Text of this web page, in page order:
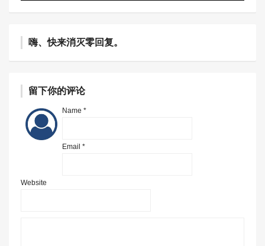
嗨、快来消灭零回复。
留下你的评论
Name *
Email *
Website